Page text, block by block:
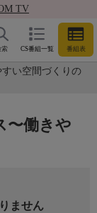
TV
CS番組一覧 番組表
索
い空間づくりの
〜働きや
ません